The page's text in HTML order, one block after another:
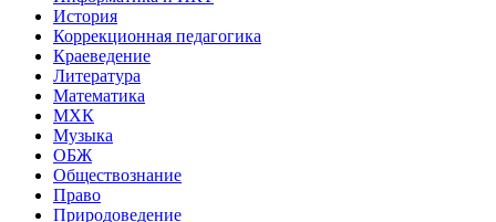
История
Коррекционная педагогика
Краеведение
Литература
Математика
МХК
Музыка
ОБЖ
Обществознание
Право
Природоведение